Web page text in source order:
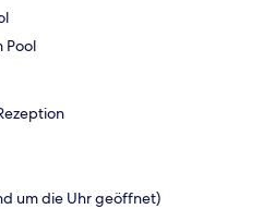
Pool
um die Uhr geöffnet)